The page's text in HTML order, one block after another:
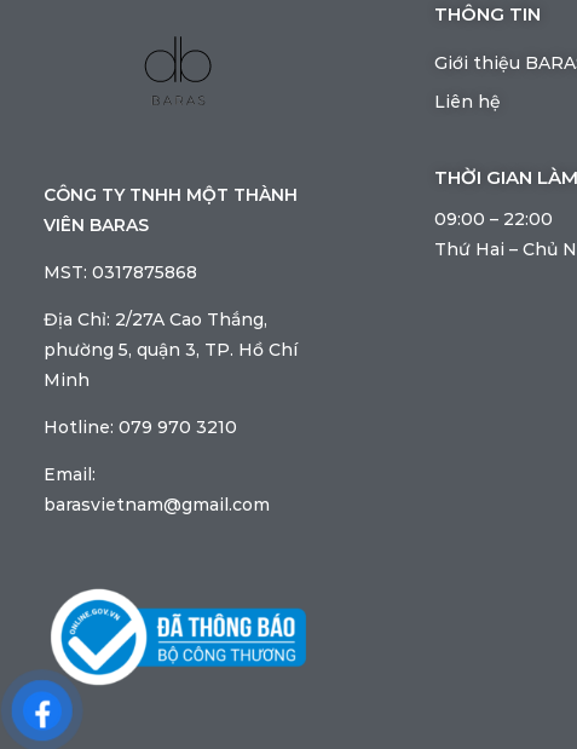
CÔNG TY TNHH MỘT THÀNH
VIÊN BARAS
MST: 0317875868
Địa Chỉ: 2/27A Cao Thắng,
phường 5, quận 3, TP. Hồ Chí
Minh
Hotline: 079 970 3210
Email:
barasvietnam@gmail.com
THÔNG TIN
Giới thiệu
Liên hệ
THỜI GIAN
09:00 – 22:00
Thứ Hai – Chủ